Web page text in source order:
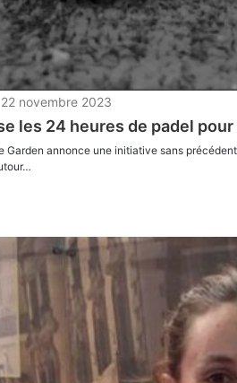
22 novembre 2023
les 24 heures de padel
Garden annonce une initiative sans